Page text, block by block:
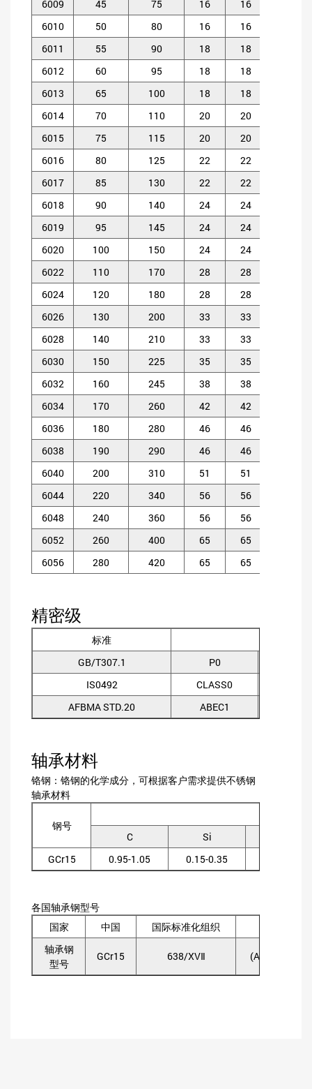
6009 45 75 16 16
6010
50 80 16 16
6011
55 90 18 18
6012
60 95 18 18
6013
65 100 18 18
6014
70 110 20 20
6015
75 115 20 20
6016
80 125 22 22
6017
85 130 22 22
6018
90 140 24 24
6019
95 145 24 24
6020
100 150 24 24
6022
110 170 28 28
6024
120 180 28 28
6026
130 200 33 33
6028
140 210 33 33
6030
150 225 35 35
6032
160 245 38 38
6034
170 260 42 42
6036
180 280 46 46
6038
190 290 46 46
6040
200 310 51 51
6044
220 340 56 56
6048
240 360 56 56
6052
260 400 65 65
6056
280 420 65 65
精密级
标准
GB/T307.1
P0
IS0492
CLASS0
AFBMA STD.20
ABEC1
轴承材料
铬钢：铬钢的化学成分，可根据客户需求提供不锈钢
轴承材料
钢号
C
Si
GCr15
0.95-1.05 0.15-0.35
各国轴承钢型号
国家
中国 国际标准化组织
轴承钢
型号
GCr15 638/XVⅡ (AISI)52100